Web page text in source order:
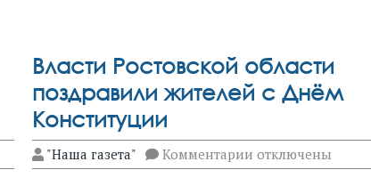
Власти Ростовской области
поздравили жителей с Днём
Конституции
"Наша газета" Комментарии к
записи
отключены